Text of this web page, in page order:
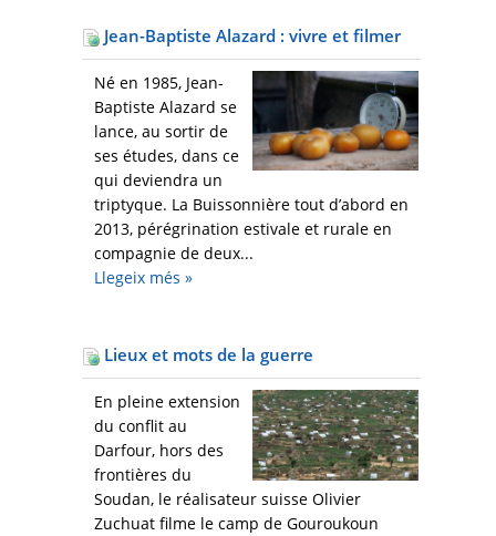
Jean-Baptiste Alazard : vivre et filmer
Né en 1985, Jean-
Baptiste Alazard se
lance, au sortir de
ses études, dans ce
qui deviendra un
triptyque. La Buissonnière tout d’abord en
2013, pérégrination estivale et rurale en
compagnie de deux...
Llegeix més »
Lieux et mots de la guerre
En pleine extension
du conflit au
Darfour, hors des
frontières du
Soudan, le réalisateur suisse Olivier
Zuchuat filme le camp de Gouroukoun